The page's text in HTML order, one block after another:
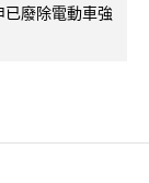
廢除電動車強